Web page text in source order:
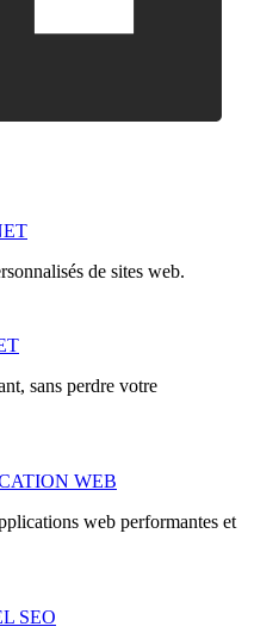
de sites web.
sans perdre votre
WEB
web performantes et
SEO